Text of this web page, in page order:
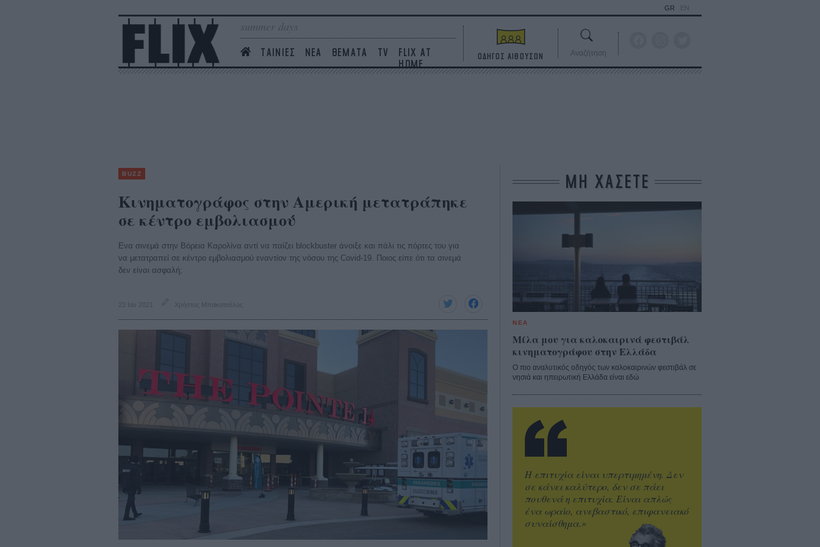
summer days
ΤΑΙΝΙΕΣ ΝΕΑ ΘΕΜΑΤΑ TV
FLIX AT
HOME
GR EN
ΟΔΗΓΟΣ ΑΙΘΟΥΣΩΝ Αναζήτηση
BUZZ
Κινηματογράφος στην Αμερική μετατράπηκε
σε κέντρο εμβολιασμού
Ενα σινεμά στην Βόρεια Καρολίνα αντί να παίζει blockbuster άνοιξε και πάλι τις πόρτες του για
να μετατραπεί σε κέντρο εμβολιασμού εναντίον της νόσου της Covid-19. Ποιος είπε ότι τα σινεμά
δεν είναι ασφαλή;
23 Ιαν 2021 Χρήστος Μπακατσέλος
ΜΗ ΧΑΣΕΤΕ
ΝΕΑ
Μίλα μου για καλοκαιρινά φεστιβάλ
κινηματογράφου στην Ελλάδα
Ο πιο αναλυτικός οδηγός των καλοκαιρινών φεστιβάλ σε
νησιά και ηπειρωτική Ελλάδα είναι εδώ
Η επιτυχία είναι υπερτιμημένη. Δεν
σε κάνει καλύτερο, δεν σε πάει
πουθενά η επιτυχία. Είναι απλώς
ένα ωραίο, ανεβαστικό, επιφανειακό
συναίσθημα.»